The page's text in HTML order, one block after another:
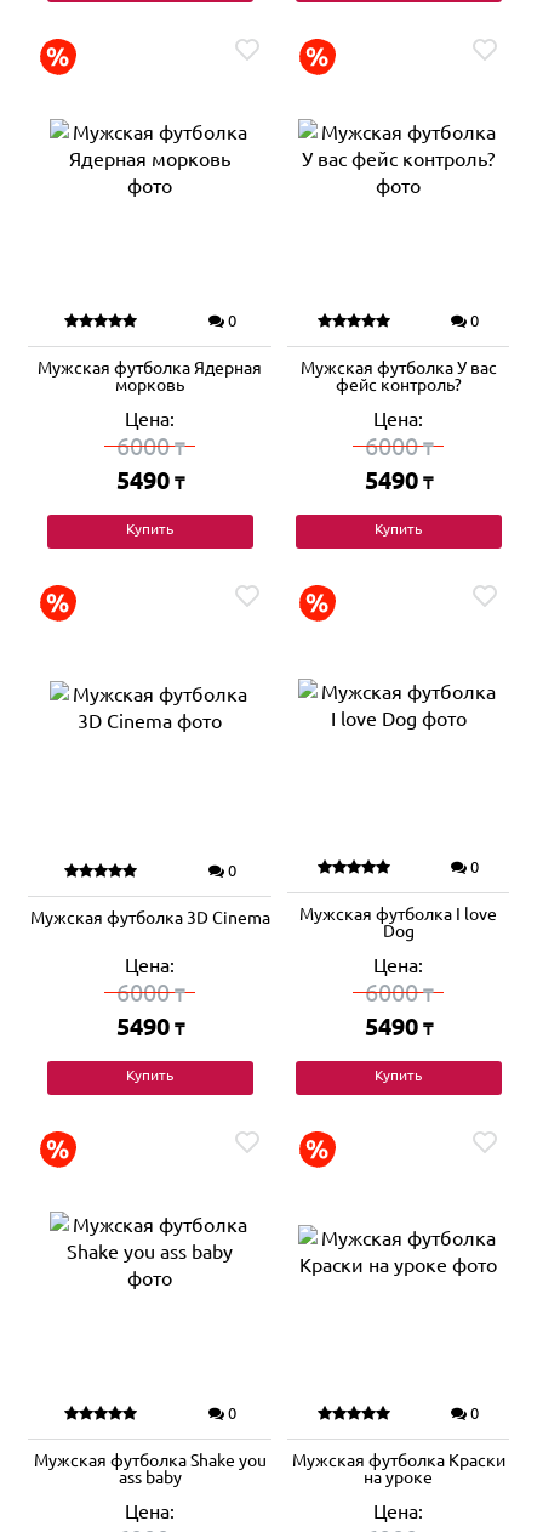
0
Мужская футболка Ядерная
морковь
Цена:
6000₸
5490 ₸
Купить
0
Мужская футболка У вас
фейс контроль?
Цена:
6000₸
5490 ₸
Купить
0
Мужская футболка 3D Cinema
Цена:
6000₸
5490 ₸
Купить
0
Мужская футболка I love
Dog
Цена:
6000₸
5490 ₸
Купить
0
Мужская футболка Shake you
ass baby
Цена:
0
Мужская футболка Краски
на уроке
Цена: